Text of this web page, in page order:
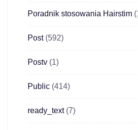
Poradnik stosowania Hairstim
Post(592)
Postv (1)
Public (414)
ready_text(7)